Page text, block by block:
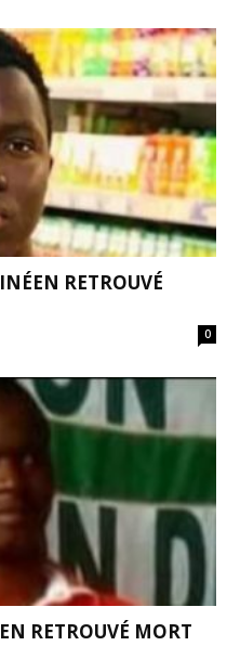
RETROUVÉ
0
RETROUVÉ MORT